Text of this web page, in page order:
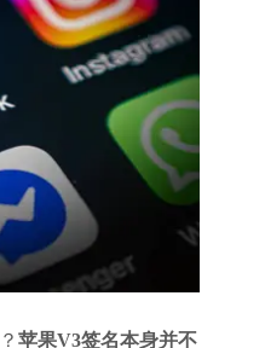
？ 苹果V3签名本身并不